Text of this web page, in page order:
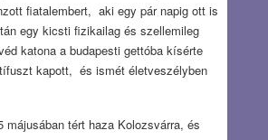
fiatalembert, aki egy pár napig ott is
egy kicsti fizikailag és szellemileg
katona a budapesti gettóba kísérte
kapott, és ismét életveszélyben
májusában tért haza Kolozsvárra, és